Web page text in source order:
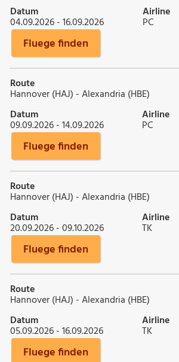
Datum
04.09.2026 - 16.09.2026
Airline
PC
Fluege finden
Route
Hannover (HAJ) - Alexandria (HBE)
Datum
09.09.2026 - 14.09.2026
Airline
PC
Fluege finden
Route
Hannover (HAJ) - Alexandria (HBE)
Datum
20.09.2026 - 09.10.2026
Airline
TK
Fluege finden
Route
Hannover (HAJ) - Alexandria (HBE)
Datum
05.09.2026 - 16.09.2026
Airline
TK
Fluege finden